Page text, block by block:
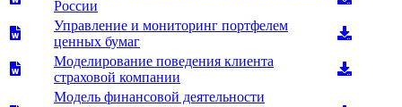
России
Управление и мониторинг портфелем
ценных бумаг
Моделирование поведения клиента
страховой компании
Модель финансовой деятельности